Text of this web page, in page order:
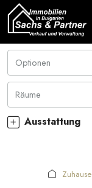
Optionen
Räume
Ausstattung
Zuhause